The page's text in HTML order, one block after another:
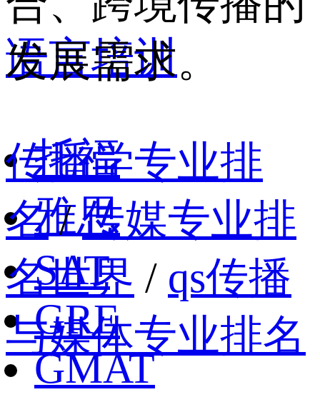
语言培训
托福
雅思
SAT
GRE
GMAT
发展需求。
传播学专业排
名/传媒专业排
名世界 / qs传播
与媒体专业排名